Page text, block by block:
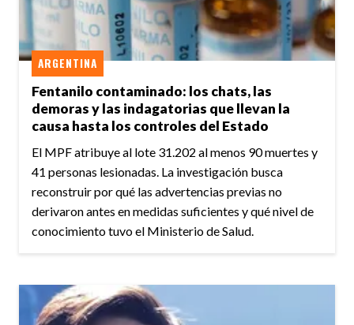
Fentanilo contaminado: los chats, las
demoras y las indagatorias que llevan la
causa hasta los controles del Estado
ARGENTINA
El MPF atribuye al lote 31.202 al menos 90 muertes y
41 personas lesionadas. La investigación busca
reconstruir por qué las advertencias previas no
derivaron antes en medidas suficientes y qué nivel de
conocimiento tuvo el Ministerio de Salud.